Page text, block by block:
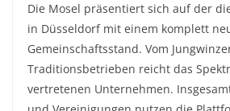
Die Mosel präsentiert sich auf der
in Düsseldorf mit einem komplett
Gemeinschaftsstand. Vom
Traditionsbetrieben reicht das
vertretenen Unternehmen.